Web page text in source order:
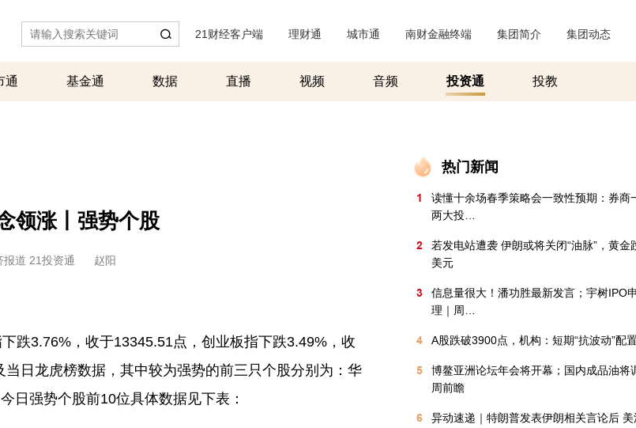
21财经客户端 理财通 城市通 南财金融终端 集团简介 集团动态
通 基金通 数据 直播 视频 音频 投资通 投教
领涨丨强势个股
报道 21投资通 赵阳
跌3.76%，收于13345.51点，创业板指下跌3.49%，收
日龙虎榜数据，其中较为强势的前三只个股分别为：华
日强势个股前10位具体数据见下表：
热门新闻
1
读懂十余场春季策略会一致性预期：券商
两大投…
2
若发电站遭袭 伊朗或将关闭“油脉”，黄金
美元
3
信息量很大！潘功胜最新发言；宇树IPO
理｜周…
4 A股跌破3900点，机构：短期“抗波动”配
5
博鳌亚洲论坛年会将开幕；国内成品油将
周前瞻
6
异动速递｜特朗普发表伊朗相关言论后